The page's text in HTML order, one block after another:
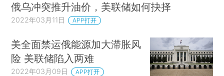
俄乌冲突推升油价，美联储如何抉择
2022年03月11日 APP打开
美全面禁运俄能源加大滞胀风
险 美联储陷入两难
2022年03月09日 APP打开